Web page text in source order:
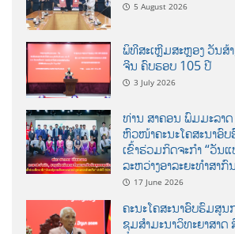
5 August 2026
ພິທີສະເຫຼີມສະຫຼອງ ວັນ
ຈີນ ຄົບຮອບ 105 ປີ
3 July 2026
ທ່ານ ສາຄອນ ພົມມະລາດ
ຫົວໜ້າຄະນະໂຄສະນາອົ
ເຂົ້າຮ່ວມກິດຈະກຳ “ວັນ
ລະຫວ່າງອາລະຍະທຳສາ
17 June 2026
ຄະນະໂຄສະນາອົບຮົມສູນ
ຊຸມສຳມະນາວິທະຍາສາ